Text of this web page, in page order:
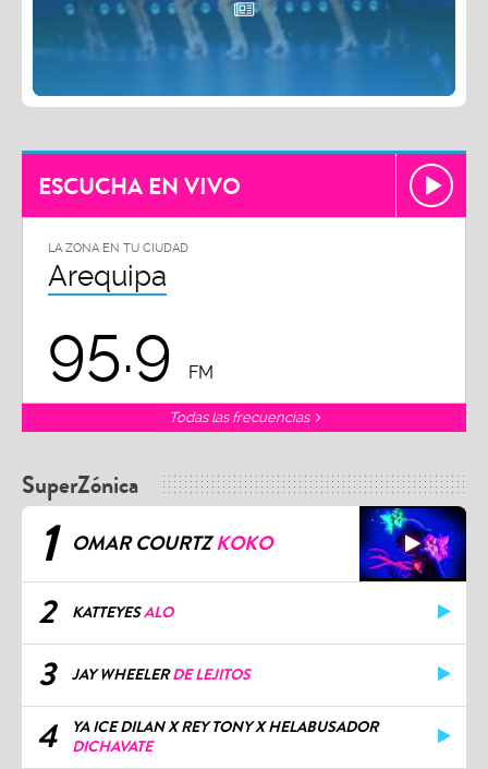
ESCUCHA EN VIVO
LA ZONA EN TU CIUDAD
Arequipa
95.9 FM
Todas las frecuencias
SuperZónica
1 OMAR COURTZKOKO
2 KATTEYESALO
3 JAY WHEELERDE LEJITOS
4
YA ICE DILAN X REY TONY X HELABUSADOR
DICHAVATE